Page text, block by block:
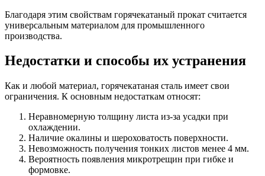
Благодаря этим свойствам горячекатаный прокат считается
универсальным материалом для промышленного
производства.
Недостатки и способы их устранения
Как и любой материал, горячекатаная сталь имеет свои
ограничения. К основным недостаткам относят:
Неравномерную толщину листа из-за усадки при
охлаждении.
Наличие окалины и шероховатость поверхности.
Невозможность получения тонких листов менее 4 мм.
Вероятность появления микротрещин при гибке и
формовке.